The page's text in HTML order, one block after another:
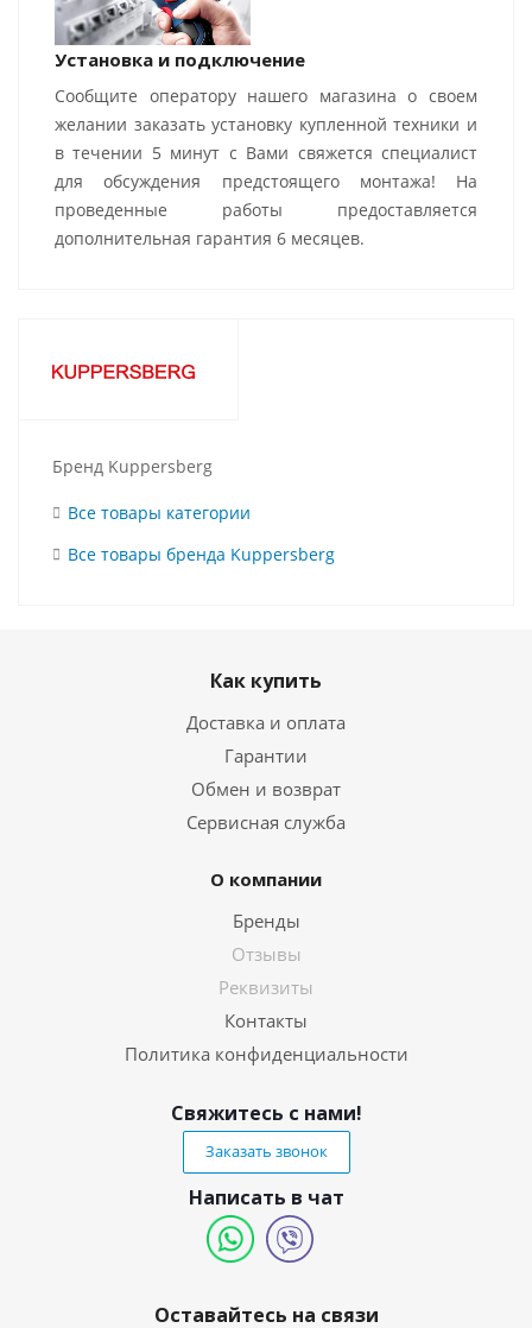
Установка и подключение
Сообщите оператору нашего магазина о своем
желании заказать установку купленной техники и
в течении 5 минут с Вами свяжется специалист
для обсуждения предстоящего монтажа! На
проведенные работы предоставляется
дополнительная гарантия 6 месяцев.
Бренд Kuppersberg
Все товары категории
Все товары бренда Kuppersberg
Как купить
Доставка и оплата
Гарантии
Обмен и возврат
Сервисная служба
О компании
Бренды
Отзывы
Реквизиты
Контакты
Политика конфиденциальности
Свяжитесь с нами!
Заказать звонок
Написать в чат
Оставайтесь на связи